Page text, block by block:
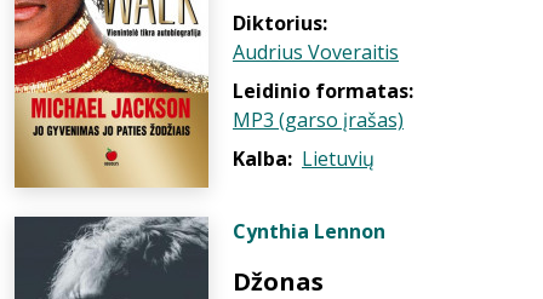
Diktorius:
Audrius Voveraitis
Leidinio formatas:
MP3 (garso įrašas)
Kalba: Lietuvių
Cynthia Lennon
Džonas